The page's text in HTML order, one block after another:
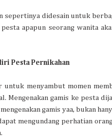
sepertinya didesain untuk
apapun seorang wanita
Pesta Pernikahan
untuk menyambut momen
Mengenakan gamis ke pesta
gamis yaa, bukan
mengundang perhatian